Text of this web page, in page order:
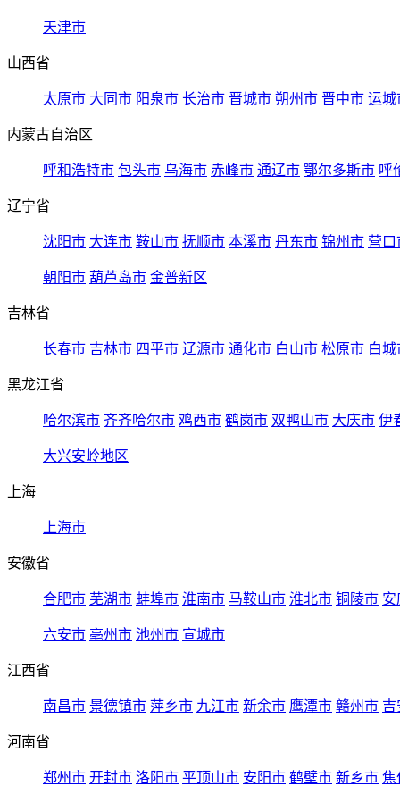
天津市
山西省
太原市 大同市 阳泉市 长治市 晋城市 朔州市 晋中市 运城
内蒙古自治区
呼和浩特市 包头市 乌海市 赤峰市 通辽市 鄂尔多斯市 呼
辽宁省
沈阳市 大连市 鞍山市 抚顺市 本溪市 丹东市 锦州市 营口
朝阳市 葫芦岛市 金普新区
吉林省
长春市 吉林市 四平市 辽源市 通化市 白山市 松原市 白城
黑龙江省
哈尔滨市 齐齐哈尔市 鸡西市 鹤岗市 双鸭山市 大庆市 伊
大兴安岭地区
上海
上海市
安徽省
合肥市 芜湖市 蚌埠市 淮南市 马鞍山市 淮北市 铜陵市 安
六安市 亳州市 池州市 宣城市
江西省
南昌市 景德镇市 萍乡市 九江市 新余市 鹰潭市 赣州市 吉
河南省
郑州市 开封市 洛阳市 平顶山市 安阳市 鹤壁市 新乡市 焦